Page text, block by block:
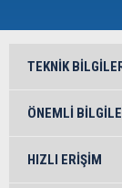
TEKNIK
ÖNEMLI
HIZLI ERIŞIM